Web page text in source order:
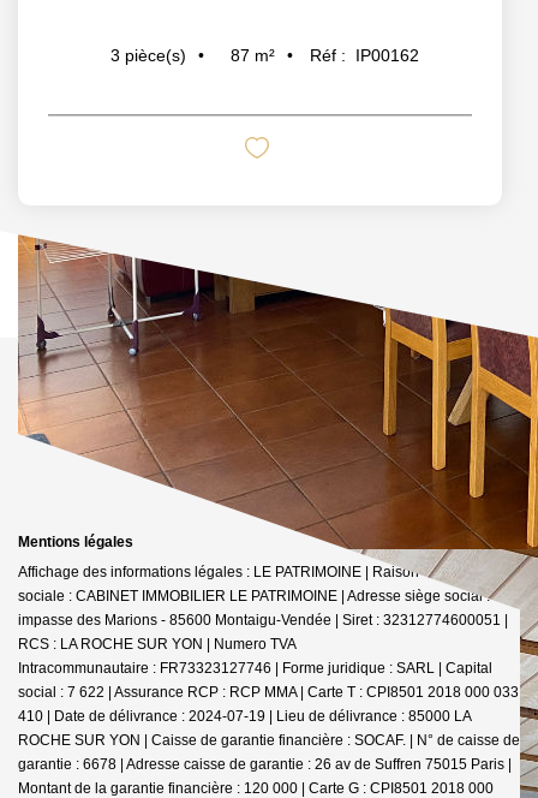
3 pièce(s) 87 m² Réf : IP00162
Mentions légales
Affichage des informations légales : LE PATRIMOINE | Raison
sociale : CABINET IMMOBILIER LE PATRIMOINE | Adresse siège social : 30
impasse des Marions - 85600 Montaigu-Vendée | Siret : 32312774600051 |
RCS : LA ROCHE SUR YON | Numero TVA
Intracommunautaire : FR73323127746 | Forme juridique : SARL | Capital
social : 7 622 | Assurance RCP : RCP MMA | Carte T : CPI8501 2018 000 033
410 | Date de délivrance : 2024-07-19 | Lieu de délivrance : 85000 LA
ROCHE SUR YON | Caisse de garantie financière : SOCAF. | N° de caisse de
garantie : 6678 | Adresse caisse de garantie : 26 av de Suffren 75015 Paris |
Montant de la garantie financière : 120 000 | Carte G : CPI8501 2018 000